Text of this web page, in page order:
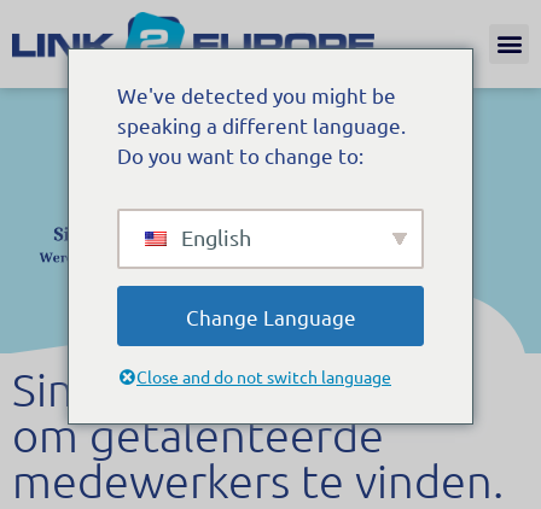
Single Permit, uw kans
om getalenteerde
medewerkers te vinden.
We've detected you might be
speaking a different language.
Do you want to change to:
English
Change Language
Close and do not switch language